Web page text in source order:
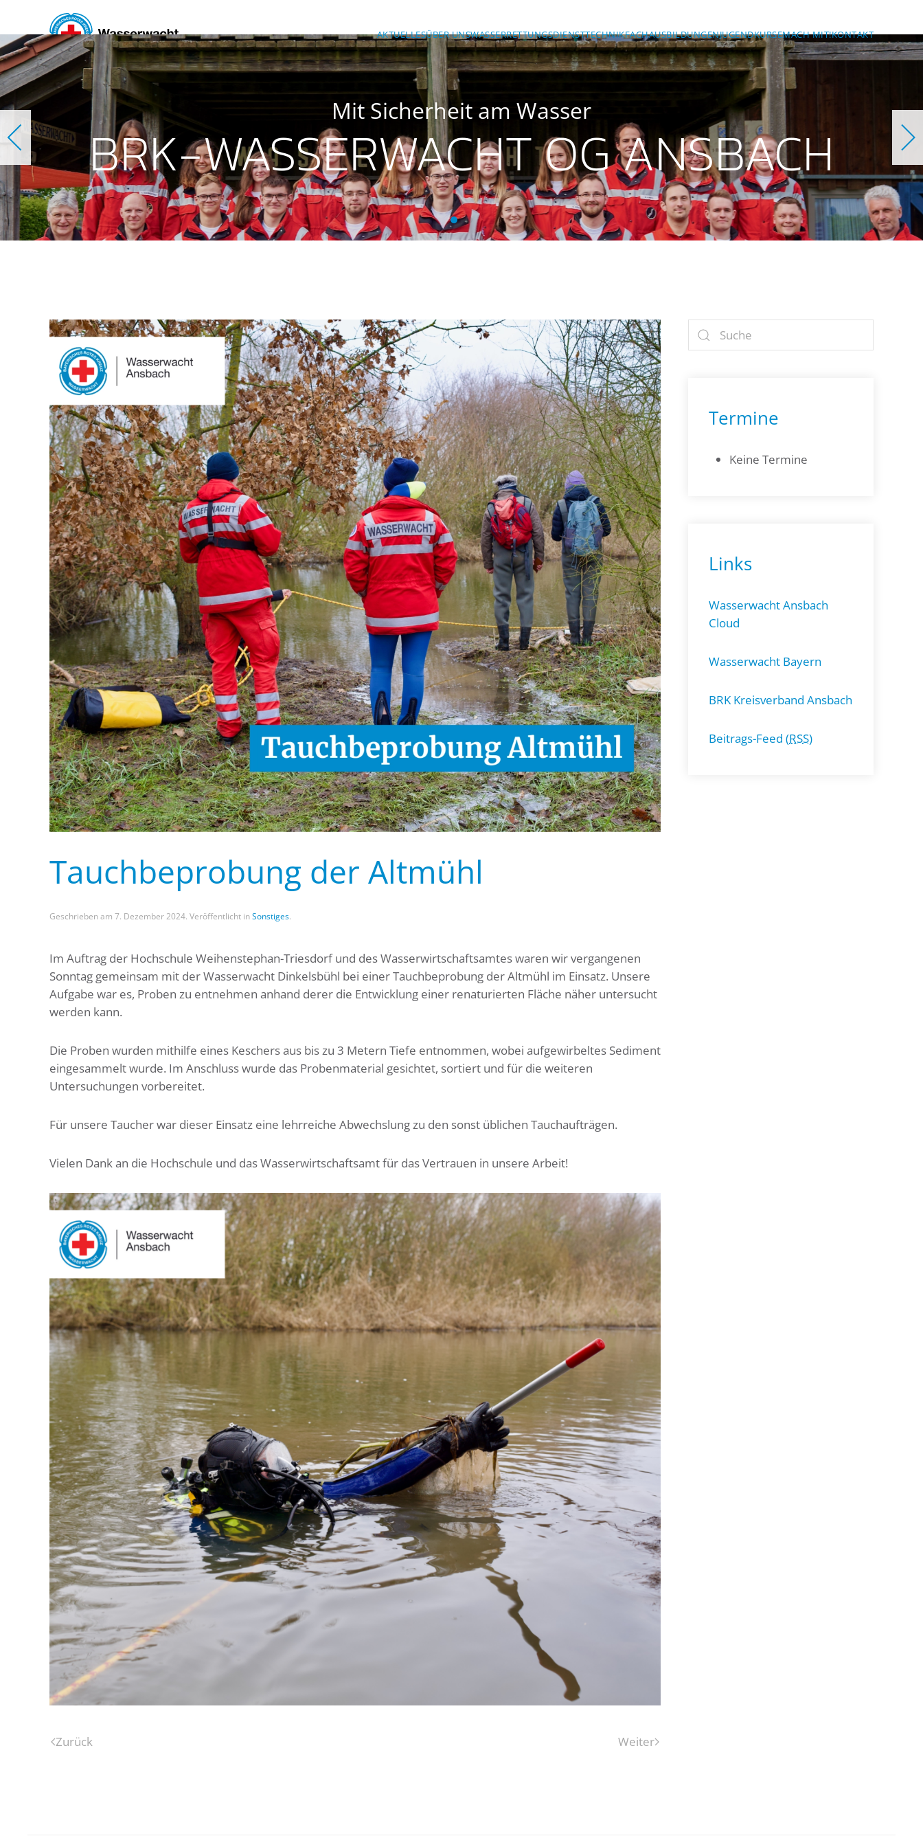
Skip to main content AKTUELLESÜBER UNSWASSERRETTUNGSDIENSTTECHNIKFACHAUSBILDUNGENJUGENDKURSEMACH MIT!KONTAKT
Mit Sicherheit am Wasser
BRK-WASSERWACHT OG ANSBACH
BRK-Wasserwacht OG Ansbach
BRK-Wasserwacht OG Ansbach
Tauchbeprobung der Altmühl
Geschrieben am 7. Dezember 2024. Veröffentlicht inSonstiges.
Im Auftrag der Hochschule Weihenstephan-Triesdorf und des Wasserwirtschaftsamtes waren wir vergangenen
Sonntag gemeinsam mit der Wasserwacht Dinkelsbühl bei einer Tauchbeprobung der Altmühl im Einsatz. Unsere
Aufgabe war es, Proben zu entnehmen anhand derer die Entwicklung einer renaturierten Fläche näher untersucht
werden kann.
Die Proben wurden mithilfe eines Keschers aus bis zu 3 Metern Tiefe entnommen, wobei aufgewirbeltes Sediment
eingesammelt wurde. Im Anschluss wurde das Probenmaterial gesichtet, sortiert und für die weiteren
Untersuchungen vorbereitet.
Für unsere Taucher war dieser Einsatz eine lehrreiche Abwechslung zu den sonst üblichen Tauchaufträgen.
Vielen Dank an die Hochschule und das Wasserwirtschaftsamt für das Vertrauen in unsere Arbeit!
Zurück Weiter
Termine
Keine Termine
Links
Wasserwacht Ansbach
Cloud
Wasserwacht Bayern
BRK Kreisverband Ansbach
Beitrags-Feed (RSS)